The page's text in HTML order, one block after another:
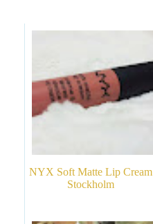
NYX Soft Matte Lip Cream
Stockholm